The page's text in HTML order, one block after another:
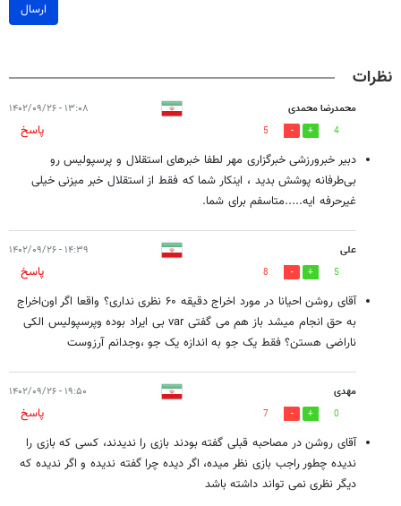
ارسال
نظرات
محمدرضا محمدی ۱۳:۰۸ - ۱۴۰۲/۰۹/۲۶
4
5
پاسخ
دبیر خبرورزشی خبرگزاری مهر لطفا خبرهای استقلال و پرسپولیس رو
بی‌طرفانه پوشش بدید ، اینکار شما که فقط از استقلال خبر میزنی خیلی
غیرحرفه ایه.....متاسفم برای شما.
علی ۱۴:۳۹ - ۱۴۰۲/۰۹/۲۶
5
8
پاسخ
آقای روشن احیانا در مورد اخراج دقیقه ۶۰ نظری نداری؟ واقعا اگر اون‌اخراج
به حق انجام میشد باز هم می گفتی var بی ایراد بوده وپرسپولیس الکی
ناراضی هستن؟ فقط یک جو به اندازه یک جو ،وجدانم آرزوست
مهدی ۱۹:۵۰ - ۱۴۰۲/۰۹/۲۶
0
7
پاسخ
آقای روشن در مصاحبه قبلی گفته بودند بازی را ندیدند، کسی که بازی را
ندیده چطور راجب بازی نظر میده، اگر دیده چرا گفته ندیده و اگر ندیده که
دیگر نظری نمی تواند داشته باشد